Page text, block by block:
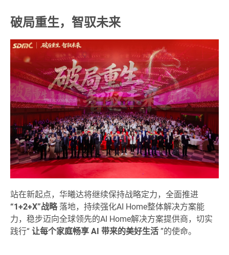
破局重生，智驭未来
站在新起点，华曦达将继续保持战略定力，全面推进
“1+2+X”战略落地，持续强化AI Home整体解决方案能
力，稳步迈向全球领先的AI Home解决方案提供商，切实
践行“ 让每个家庭畅享 AI 带来的美好生活 ”的使命。